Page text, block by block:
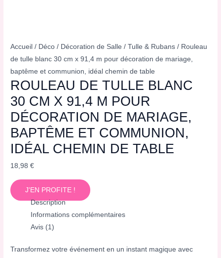
Accueil / Déco / Décoration de Salle /Tulle & Rubans / Rouleau
de tulle blanc 30 cm x 91,4 m pour décoration de mariage,
baptême et communion, idéal chemin de table
ROULEAU DE TULLE BLANC
30 CM X 91,4 M POUR
DÉCORATION DE MARIAGE,
BAPTÊME ET COMMUNION,
IDÉAL CHEMIN DE TABLE
18,98€
J'EN PROFITE !
Description
Informations complémentaires
Avis (1)
Transformez votre événement en un instant magique avec